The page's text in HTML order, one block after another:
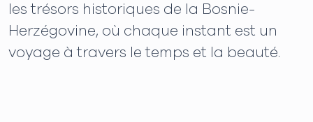
les trésors historiques de la Bosnie-
Herzégovine, où chaque instant est un
voyage à travers le temps et la beauté.